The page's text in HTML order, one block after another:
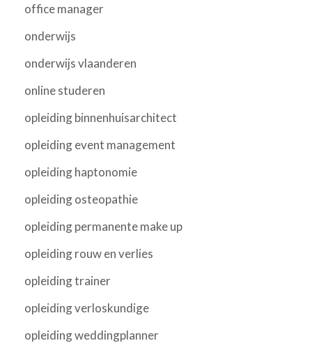
office manager
onderwijs
onderwijs vlaanderen
online studeren
opleiding binnenhuisarchitect
opleiding event management
opleiding haptonomie
opleiding osteopathie
opleiding permanente make up
opleiding rouw en verlies
opleiding trainer
opleiding verloskundige
opleiding weddingplanner